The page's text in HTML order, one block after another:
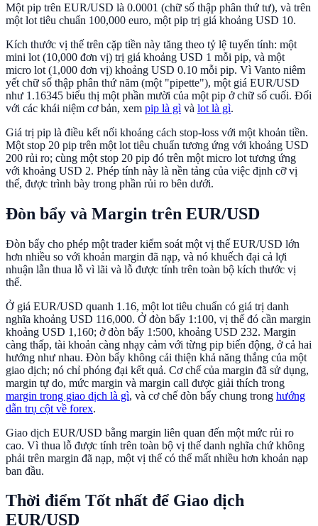
Một pip trên EUR/USD là 0.0001 (chữ số thập phân thứ tư), và trên
một lot tiêu chuẩn 100,000 euro, một pip trị giá khoảng USD 10.
Kích thước vị thế trên cặp tiền này tăng theo tỷ lệ tuyến tính: một
mini lot (10,000 đơn vị) trị giá khoảng USD 1 mỗi pip, và một
micro lot (1,000 đơn vị) khoảng USD 0.10 mỗi pip. Vì Vanto niêm
yết chữ số thập phân thứ năm (một "pipette"), một giá EUR/USD
như 1.16345 biểu thị một phần mười của một pip ở chữ số cuối. Đối
với các khái niệm cơ bản, xem pip là gì và lot là gì.
Giá trị pip là điều kết nối khoảng cách stop-loss với một khoản tiền.
Một stop 20 pip trên một lot tiêu chuẩn tương ứng với khoảng USD
200 rủi ro; cùng một stop 20 pip đó trên một micro lot tương ứng
với khoảng USD 2. Phép tính này là nền tảng của việc định cỡ vị
thế, được trình bày trong phần rủi ro bên dưới.
Đòn bẩy và Margin trên EUR/USD
Đòn bẩy cho phép một trader kiểm soát một vị thế EUR/USD lớn
hơn nhiều so với khoản margin đã nạp, và nó khuếch đại cả lợi
nhuận lẫn thua lỗ vì lãi và lỗ được tính trên toàn bộ kích thước vị
thế.
Ở giá EUR/USD quanh 1.16, một lot tiêu chuẩn có giá trị danh
nghĩa khoảng USD 116,000. Ở đòn bẩy 1:100, vị thế đó cần margin
khoảng USD 1,160; ở đòn bẩy 1:500, khoảng USD 232. Margin
càng thấp, tài khoản càng nhạy cảm với từng pip biến động, ở cả hai
hướng như nhau. Đòn bẩy không cải thiện khả năng thắng của một
giao dịch; nó chỉ phóng đại kết quả. Cơ chế của margin đã sử dụng,
margin tự do, mức margin và margin call được giải thích trong
margin trong giao dịch là gì, và cơ chế đòn bẩy chung trong hướng
dẫn trụ cột về forex.
Giao dịch EUR/USD bằng margin liên quan đến một mức rủi ro
cao. Vì thua lỗ được tính trên toàn bộ vị thế danh nghĩa chứ không
phải trên margin đã nạp, một vị thế có thể mất nhiều hơn khoản nạp
ban đầu.
Thời điểm Tốt nhất để Giao dịch
EUR/USD